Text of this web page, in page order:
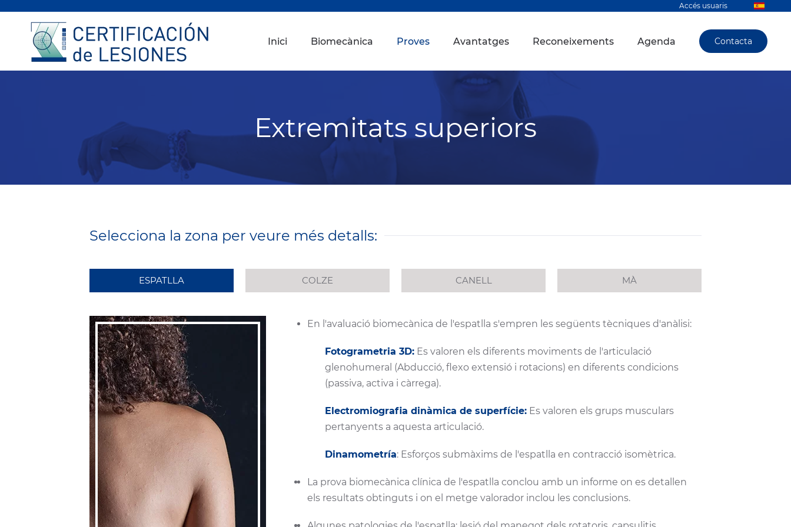
Accés usuaris
Inici Biomecànica Proves Avantatges Reconeixements Agenda Contacta
Extremitats superiors
Selecciona la zona per veure més detalls:
ESPATLLA COLZE CANELL MÀ
En l'avaluació biomecànica de l'espatlla s'empren les següents tècniques d'anàlisi:
Fotogrametria 3D: Es valoren els diferents moviments de l'articulació
glenohumeral (Abducció, flexo extensió i rotacions) en diferents condicions
(passiva, activa i càrrega).
Electromiografia dinàmica de superfície: Es valoren els grups musculars
pertanyents a aquesta articulació.
Dinamometría: Esforços submàxims de l'espatlla en contracció isomètrica.
La prova biomecànica clínica de l'espatlla conclou amb un informe on es detallen
els resultats obtinguts i on el metge valorador inclou les conclusions.